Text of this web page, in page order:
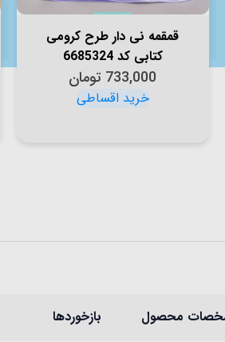
قمقمه نی دار طرح کرومی
کتابی کد 6685324
733,000 تومان
محصول بازخوردها